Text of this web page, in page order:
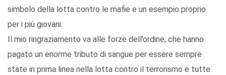
simbolo della lotta contro le mafie e un esempio proprio
per i più giovani.
Il mio ringraziamento va alle forze dell’ordine, che hanno
pagato un enorme tributo di sangue per essere sempre
state in prima linea nella lotta contro il terrorismo e tutte